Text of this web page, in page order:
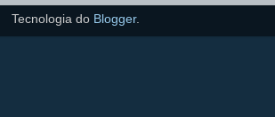
Tecnologia do Blogger.